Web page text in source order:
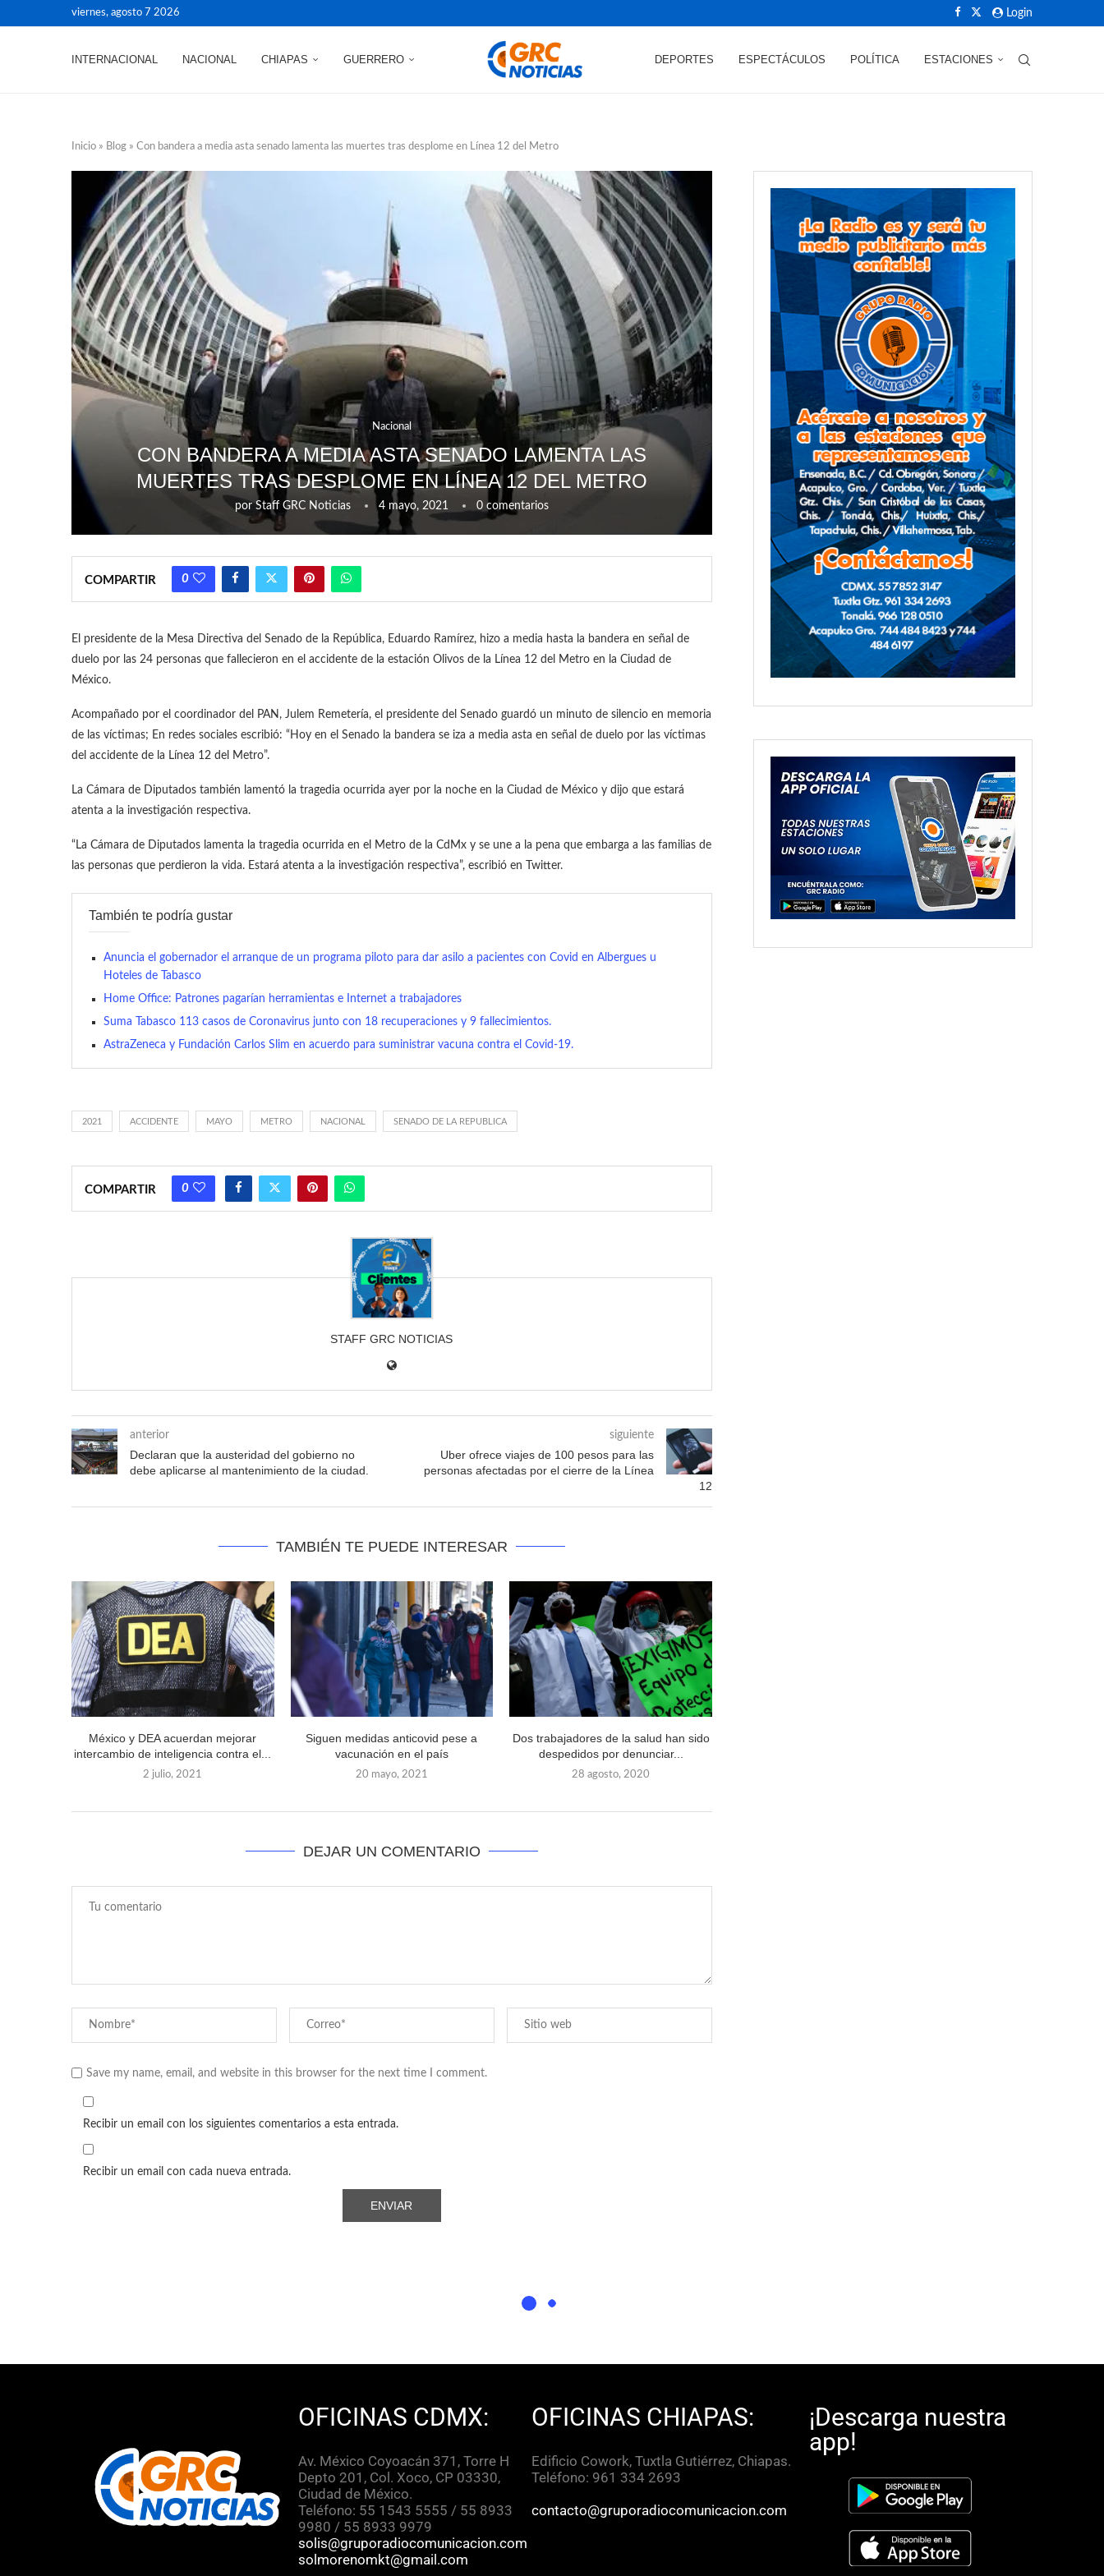
viernes, agosto 7 2026 Login
INTERNACIONAL NACIONAL CHIAPAS GUERRERO DEPORTES ESPECTÁCULOS POLÍTICA ESTACIONES
Inicio » Blog » Con bandera a media asta senado lamenta las muertes tras desplome en Línea 12 del Metro
Nacional
CON BANDERA A MEDIA ASTA SENADO LAMENTA LAS
MUERTES TRAS DESPLOME EN LÍNEA 12 DEL METRO
porStaff GRC Noticias 4 mayo, 2021 0 comentarios
COMPARTIR 0
El presidente de la Mesa Directiva del Senado de la República, Eduardo Ramírez, hizo a media hasta la bandera en señal de
duelo por las 24 personas que fallecieron en el accidente de la estación Olivos de la Línea 12 del Metro en la Ciudad de
México.
Acompañado por el coordinador del PAN, Julem Remetería, el presidente del Senado guardó un minuto de silencio en memoria
de las víctimas; En redes sociales escribió: “Hoy en el Senado la bandera se iza a media asta en señal de duelo por las víctimas
del accidente de la Línea 12 del Metro”.
La Cámara de Diputados también lamentó la tragedia ocurrida ayer por la noche en la Ciudad de México y dijo que estará
atenta a la investigación respectiva.
“La Cámara de Diputados lamenta la tragedia ocurrida en el Metro de la CdMx y se une a la pena que embarga a las familias de
las personas que perdieron la vida. Estará atenta a la investigación respectiva”, escribió en Twitter.
También te podría gustar
Anuncia el gobernador el arranque de un programa piloto para dar asilo a pacientes con Covid en Albergues u
Hoteles de Tabasco
Home Office: Patrones pagarían herramientas e Internet a trabajadores
Suma Tabasco 113 casos de Coronavirus junto con 18 recuperaciones y 9 fallecimientos.
AstraZeneca y Fundación Carlos Slim en acuerdo para suministrar vacuna contra el Covid-19.
2021 ACCIDENTE MAYO METRO NACIONAL SENADO DE LA REPUBLICA
COMPARTIR 0
STAFF GRC NOTICIAS
anterior
Declaran que la austeridad del gobierno no
debe aplicarse al mantenimiento de la ciudad.
siguiente
Uber ofrece viajes de 100 pesos para las
personas afectadas por el cierre de la Línea
12
TAMBIÉN TE PUEDE INTERESAR
México y DEA acuerdan mejorar
intercambio de inteligencia contra el...
2 julio, 2021
Siguen medidas anticovid pese a
vacunación en el país
20 mayo, 2021
Dos trabajadores de la salud han sido
despedidos por denunciar...
28 agosto, 2020
DEJAR UN COMENTARIO
Save my name, email, and website in this browser for the next time I comment.
Recibir un email con los siguientes comentarios a esta entrada.
Recibir un email con cada nueva entrada.
OFICINAS CDMX:
Av. México Coyoacán 371, Torre H
Depto 201, Col. Xoco, CP 03330,
Ciudad de México.
Teléfono: 55 1543 5555 / 55 8933
9980 / 55 8933 9979
solis@gruporadiocomunicacion.com
solmorenomkt@gmail.com
OFICINAS CHIAPAS:
Edificio Cowork, Tuxtla Gutiérrez, Chiapas.
Teléfono: 961 334 2693
contacto@gruporadiocomunicacion.com
¡Descarga nuestra
app!